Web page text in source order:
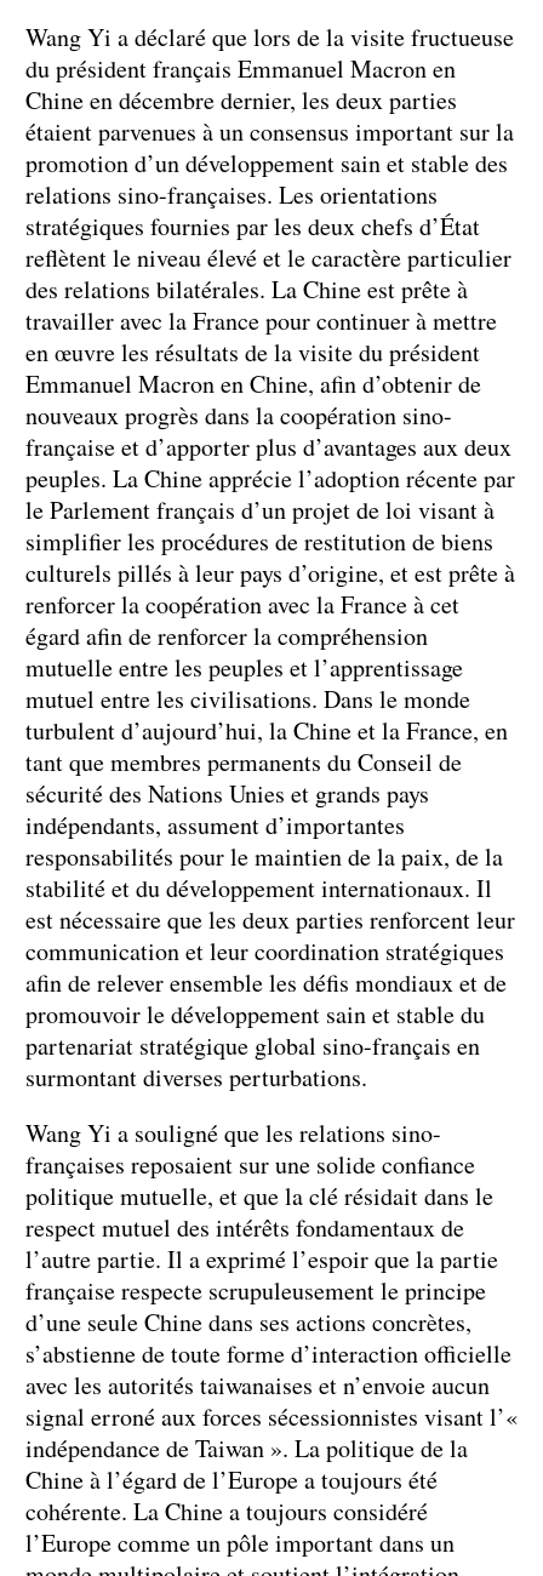
Wang Yi a déclaré que lors de la visite fructueuse
du président français Emmanuel Macron en
Chine en décembre dernier, les deux parties
étaient parvenues à un consensus important sur la
promotion d’un développement sain et stable des
relations sino-françaises. Les orientations
stratégiques fournies par les deux chefs d’État
reflètent le niveau élevé et le caractère particulier
des relations bilatérales. La Chine est prête à
travailler avec la France pour continuer à mettre
en œuvre les résultats de la visite du président
Emmanuel Macron en Chine, afin d’obtenir de
nouveaux progrès dans la coopération sino-
française et d’apporter plus d’avantages aux deux
peuples. La Chine apprécie l’adoption récente par
le Parlement français d’un projet de loi visant à
simplifier les procédures de restitution de biens
culturels pillés à leur pays d’origine, et est prête à
renforcer la coopération avec la France à cet
égard afin de renforcer la compréhension
mutuelle entre les peuples et l’apprentissage
mutuel entre les civilisations. Dans le monde
turbulent d’aujourd’hui, la Chine et la France, en
tant que membres permanents du Conseil de
sécurité des Nations Unies et grands pays
indépendants, assument d’importantes
responsabilités pour le maintien de la paix, de la
stabilité et du développement internationaux. Il
est nécessaire que les deux parties renforcent leur
communication et leur coordination stratégiques
afin de relever ensemble les défis mondiaux et de
promouvoir le développement sain et stable du
partenariat stratégique global sino-français en
surmontant diverses perturbations.
Wang Yi a souligné que les relations sino-
françaises reposaient sur une solide confiance
politique mutuelle, et que la clé résidait dans le
respect mutuel des intérêts fondamentaux de
l’autre partie. Il a exprimé l’espoir que la partie
française respecte scrupuleusement le principe
d’une seule Chine dans ses actions concrètes,
s’abstienne de toute forme d’interaction officielle
avec les autorités taiwanaises et n’envoie aucun
signal erroné aux forces sécessionnistes visant l’«
indépendance de Taiwan ». La politique de la
Chine à l’égard de l’Europe a toujours été
cohérente. La Chine a toujours considéré
l’Europe comme un pôle important dans un